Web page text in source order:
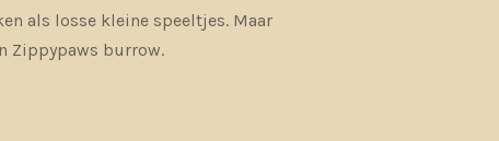
als losse kleine speeltjes. Maar
Zippypaws burrow.